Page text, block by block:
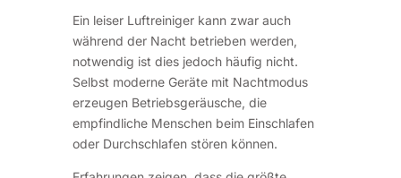
Ein leiser Luftreiniger kann zwar auch
während der Nacht betrieben werden,
notwendig ist dies jedoch häufig nicht.
Selbst moderne Geräte mit Nachtmodus
erzeugen Betriebsgeräusche, die
empfindliche Menschen beim Einschlafen
oder Durchschlafen stören können.